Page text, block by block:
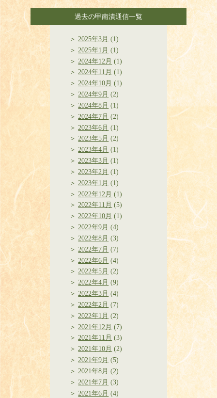
過去の甲南漬通信一覧
2025年3月 (1)
2025年1月 (1)
2024年12月 (1)
2024年11月 (1)
2024年10月 (1)
2024年9月 (2)
2024年8月 (1)
2024年7月 (2)
2023年6月 (1)
2023年5月 (2)
2023年4月 (1)
2023年3月 (1)
2023年2月 (1)
2023年1月 (1)
2022年12月 (1)
2022年11月 (5)
2022年10月 (1)
2022年9月 (4)
2022年8月 (3)
2022年7月 (7)
2022年6月 (4)
2022年5月 (2)
2022年4月 (9)
2022年3月 (4)
2022年2月 (7)
2022年1月 (2)
2021年12月 (7)
2021年11月 (3)
2021年10月 (2)
2021年9月 (5)
2021年8月 (2)
2021年7月 (3)
2021年6月 (4)